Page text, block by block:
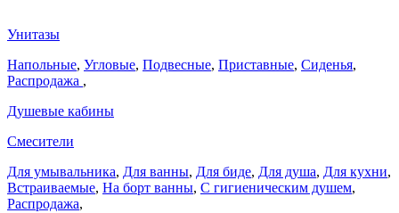
Унитазы
Напольные, Угловые, Подвесные, Приставные, Сиденья,
Распродажа ,
Душевые кабины
Смесители
Для умывальника, Для ванны, Для биде, Для душа, Для кухни,
Встраиваемые, На борт ванны, C гигиеническим душем,
Распродажа,